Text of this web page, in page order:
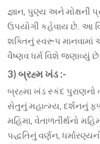
જ્ઞાન, પુણ્ય અને મોક્ષની
ઉપયોગી કહેવાય છે. આ
શક્તિનું સ્વરૂપ
વૈષ્ણવ ધર્મ વિશે જણાવ્યું છે.
3) બ્રહ્મ ખંડ :-
બ્રહ્મા ખંડ સ્કંદ
સેતુનું મહાત્મ્ય, દર્શનનું
મહિમા, વેતાળતીર્થનો
પદ્ધતિનું વર્ણન,